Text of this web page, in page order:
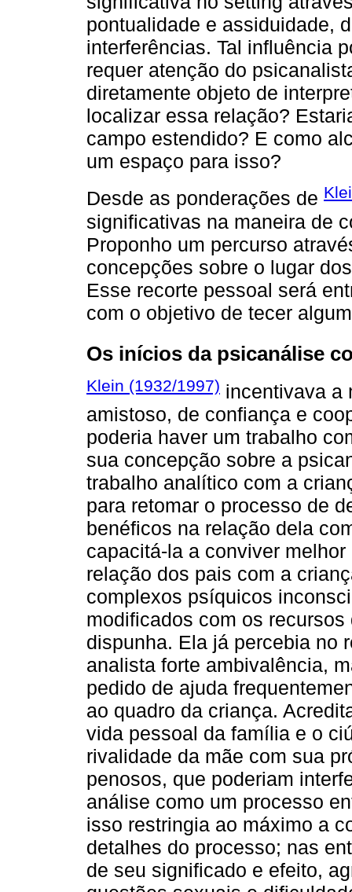
pontualidade e assiduidade,
interferências. Tal influência
requer atenção do
diretamente objeto de
localizar essa relação?
campo estendido? E como
um espaço para isso?
Desde as ponderações de
significativas na maneira de
Proponho um percurso
concepções sobre o lugar
Esse recorte pessoal será
com o objetivo de tecer
Os inícios da psicanálise
Klein (1932/1997) incentivava a
amistoso, de confiança e
poderia haver um trabalho
sua concepção sobre a
trabalho analítico com a
para retomar o processo de
benéficos na relação dela
capacitá-la a conviver
relação dos pais com a
complexos psíquicos
modificados com os
dispunha. Ela já percebia no
analista forte ambivalência,
pedido de ajuda
ao quadro da criança.
vida pessoal da família e o
rivalidade da mãe com sua
penosos, que poderiam
análise como um processo
isso restringia ao máximo a
detalhes do processo; nas
de seu significado e efeito,